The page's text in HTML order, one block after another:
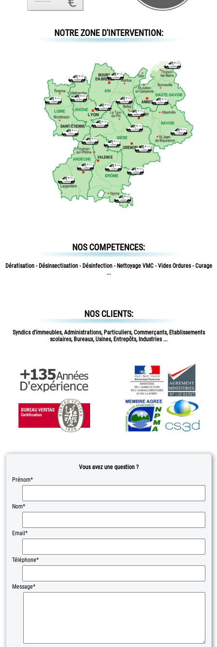
NOTRE ZONE D'INTERVENTION:
NOS COMPETENCES:
Dératisation - Désinsectisation - Désinfection - Nettoyage VMC - Vides Ordures - Curage
...
NOS CLIENTS:
Syndics d'immeubles, Administrations, Particuliers, Commerçants, Etablissements
scolaires, Bureaux, Usines, Entrepôts, Industries ...
Vous avez une question ?
Prénom*
Nom*
Email*
Téléphone*
Message*